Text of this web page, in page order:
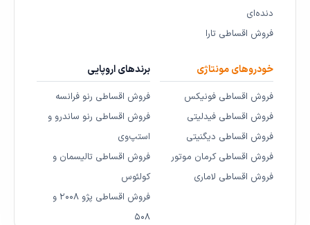
دنده‌ای
فروش اقساطی تارا
خودروهای مونتاژی
فروش اقساطی فونیکس
فروش اقساطی فیدلیتی
فروش اقساطی دیگنیتی
فروش اقساطی کرمان موتور
فروش اقساطی لاماری
برندهای اروپایی
فروش اقساطی رنو فرانسه
فروش اقساطی رنو ساندرو و
استپ‌وی
فروش اقساطی تالیسمان و
کولئوس
فروش اقساطی پژو ۲۰۰۸ و
۵۰۸